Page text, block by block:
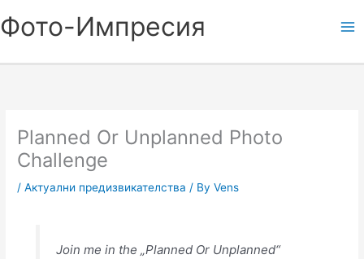
to
Фото-Импресия
Planned Or Unplanned Photo
Challenge
/Актуални предизвикателства / ByVens
Join me in the „Planned Or Unplanned“